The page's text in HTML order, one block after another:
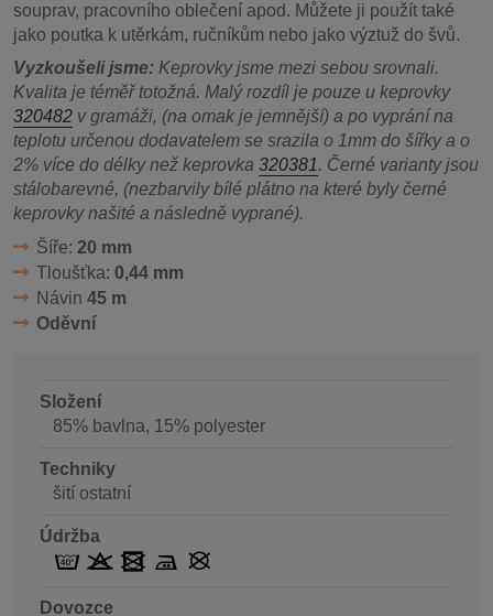
souprav, pracovního oblečení apod. Můžete ji použít také
jako poutka k utěrkám, ručníkům nebo jako výztuž do švů.
Vyzkoušeli jsme: Keprovky jsme mezi sebou srovnali.
Kvalita je téměř totožná. Malý rozdíl je pouze u keprovky
320482 v gramáži, (na omak je jemnější) a po vyprání na
teplotu určenou dodavatelem se srazila o 1mm do šířky a o
2% více do délky než keprovka 320381. Černé varianty jsou
stálobarevné, (nezbarvily bílé plátno na které byly černé
keprovky našité a následně vyprané).
Šíře: 20 mm
Tloušťka: 0,44 mm
Návin 45 m
Oděvní
Složení
85% bavlna, 15% polyester
Techniky
šití ostatní
Údržba
Dovozce